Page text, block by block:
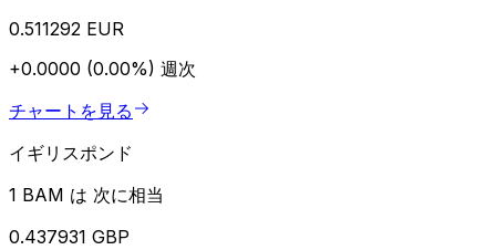
0.511292 EUR
+0.0000 (0.00%) 週次
チャートを見る
イギリスポンド
1 BAM は 次に相当
0.437931 GBP